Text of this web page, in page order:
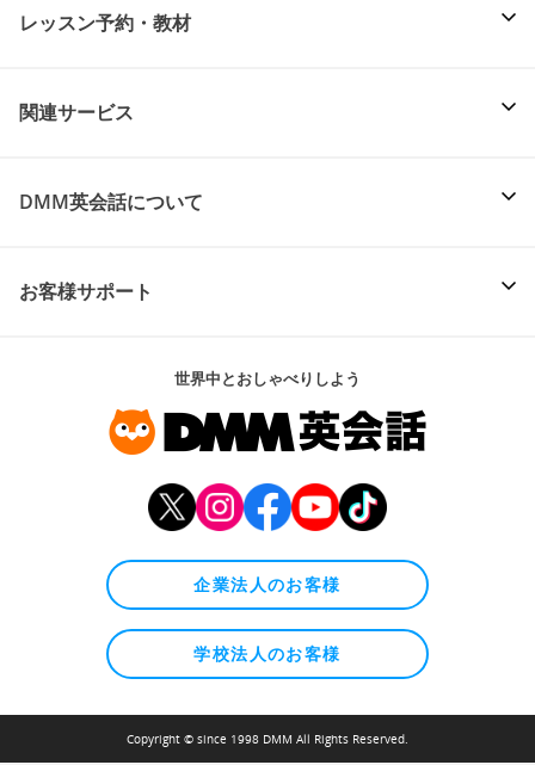
レッスン予約・教材
関連サービス
DMM英会話について
お客様サポート
世界中とおしゃべりしよう
企業法人のお客様
学校法人のお客様
Copyright © since 1998 DMM All Rights Reserved.